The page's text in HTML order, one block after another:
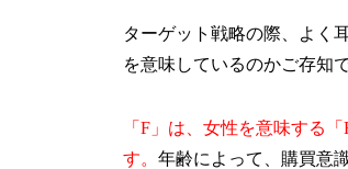
ターゲット戦略の際、よく
を意味しているのかご存知
「F」は、女性を意味する
す。 年齢によって、購買意